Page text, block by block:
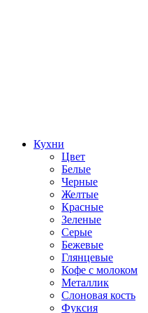
Кухни
Цвет
Белые
Черные
Желтые
Красные
Зеленые
Серые
Бежевые
Глянцевые
Кофе с молоком
Металлик
Слоновая кость
Фуксия